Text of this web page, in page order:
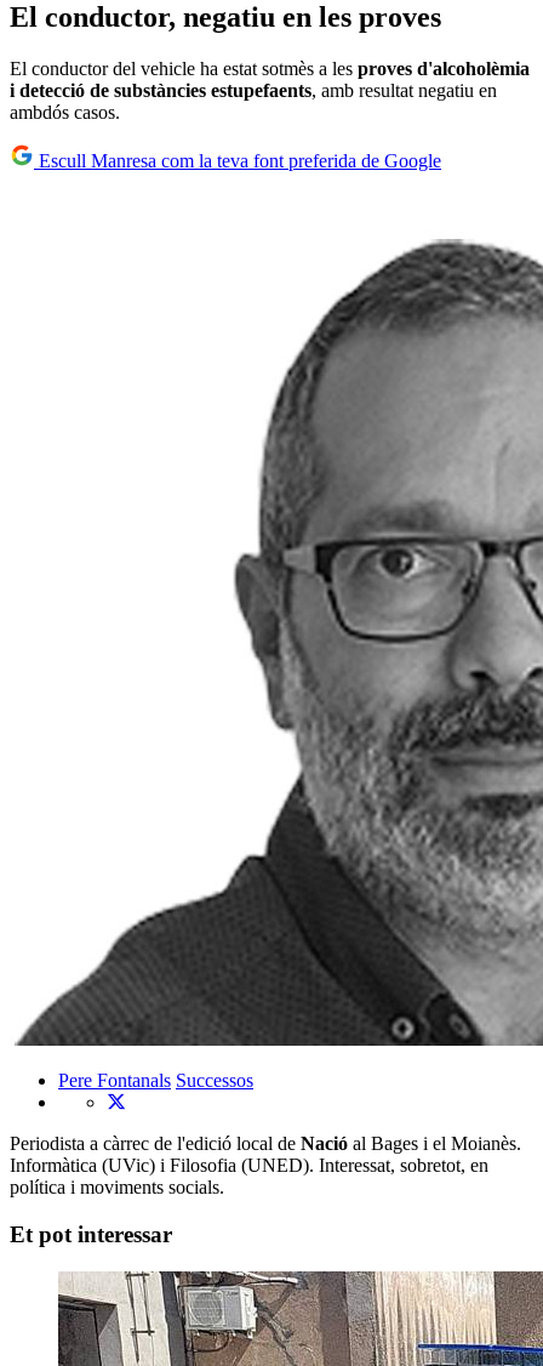
El conductor, negatiu en les proves
El conductor del vehicle ha estat sotmès a les proves d'alcoholèmia
i detecció de substàncies estupefaents, amb resultat negatiu en
ambdós casos.
Escull Manresa com la teva font preferida de Google
Pere Fontanals Successos
Periodista a càrrec de l'edició local de Nació al Bages i el Moianès.
Informàtica (UVic) i Filosofia (UNED). Interessat, sobretot, en
política i moviments socials.
Et pot interessar